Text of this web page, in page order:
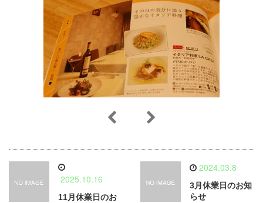
2025.10.16
11月休業日のお
2024.03.8
3月休業日のお知
らせ